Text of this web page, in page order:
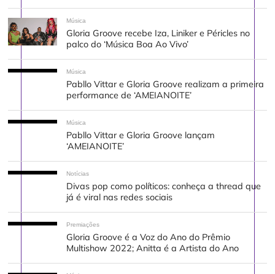
Música
Gloria Groove recebe Iza, Liniker e Péricles no
palco do ‘Música Boa Ao Vivo’
Música
Pabllo Vittar e Gloria Groove realizam a primeira
performance de ‘AMEIANOITE’
Música
Pabllo Vittar e Gloria Groove lançam
‘AMEIANOITE’
Notícias
Divas pop como políticos: conheça a thread que
já é viral nas redes sociais
Premiações
Gloria Groove é a Voz do Ano do Prêmio
Multishow 2022; Anitta é a Artista do Ano